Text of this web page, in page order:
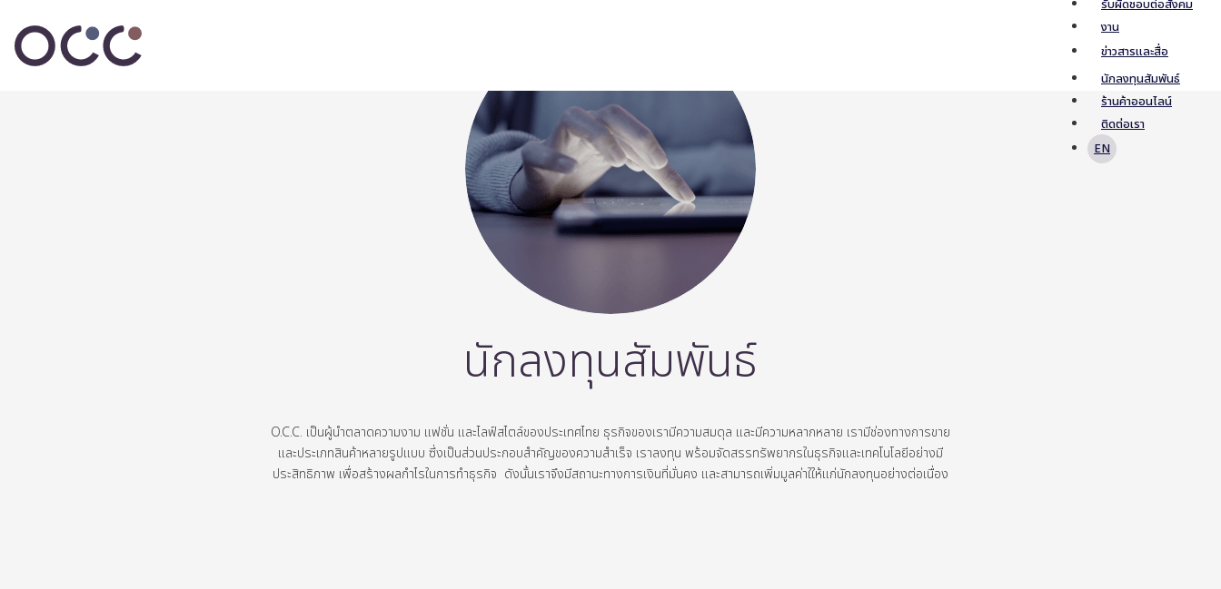
รับผิดชอบต่อสังคม
งาน
ข่าวสารและสื่อ
นักลงทุนสัมพันธ์
ร้านค้าออนไลน์
ติดต่อเรา
EN
นักลงทุนสัมพันธ์
O.C.C. เป็นผู้นำตลาดความงาม แฟชั่น และไลฟ์สไตล์ของประเทศไทย ธุรกิจของเรามีความสมดุล และมีความหลากหลาย เรามีช่องทางการขาย
และประเภทสินค้าหลายรูปแบบ ซึ่งเป็นส่วนประกอบสำคัญของความสำเร็จ เราลงทุน พร้อมจัดสรรทรัพยากรในธุรกิจและเทคโนโลยีอย่างมี
ประสิทธิภาพ เพื่อสร้างผลกำไรในการทำธุรกิจ ดังนั้นเราจึงมีสถานะทางการเงินที่มั่นคง และสามารถเพิ่มมูลค่าใให้แก่นักลงทุนอย่างต่อเนื่อง